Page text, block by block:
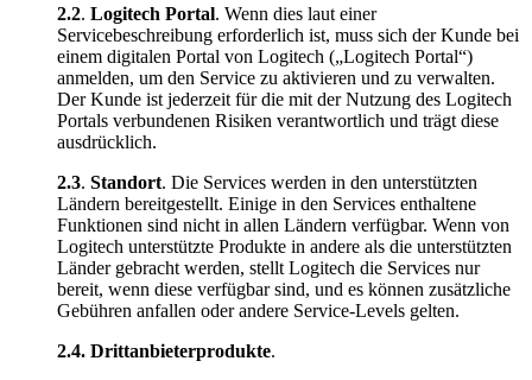
2.2. Logitech Portal. Wenn dies laut einer
Servicebeschreibung erforderlich ist, muss sich der Kunde bei
einem digitalen Portal von Logitech („Logitech Portal“)
anmelden, um den Service zu aktivieren und zu verwalten.
Der Kunde ist jederzeit für die mit der Nutzung des Logitech
Portals verbundenen Risiken verantwortlich und trägt diese
ausdrücklich.
2.3. Standort. Die Services werden in den unterstützten
Ländern bereitgestellt. Einige in den Services enthaltene
Funktionen sind nicht in allen Ländern verfügbar. Wenn von
Logitech unterstützte Produkte in andere als die unterstützten
Länder gebracht werden, stellt Logitech die Services nur
bereit, wenn diese verfügbar sind, und es können zusätzliche
Gebühren anfallen oder andere Service-Levels gelten.
2.4. Drittanbieterprodukte.